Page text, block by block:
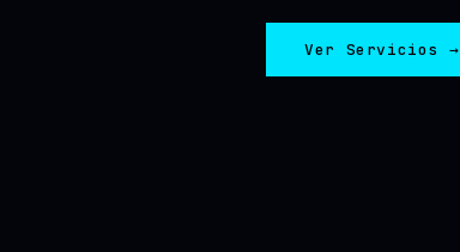
Ver Servicios →